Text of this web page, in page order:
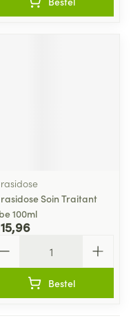
Soin Traitant
100ml
Bestel